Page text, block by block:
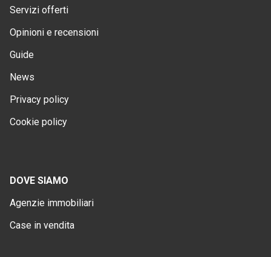
Servizi offerti
Opinioni e recensioni
Guide
News
Privacy policy
Cookie policy
DOVE SIAMO
Agenzie immobiliari
Case in vendita